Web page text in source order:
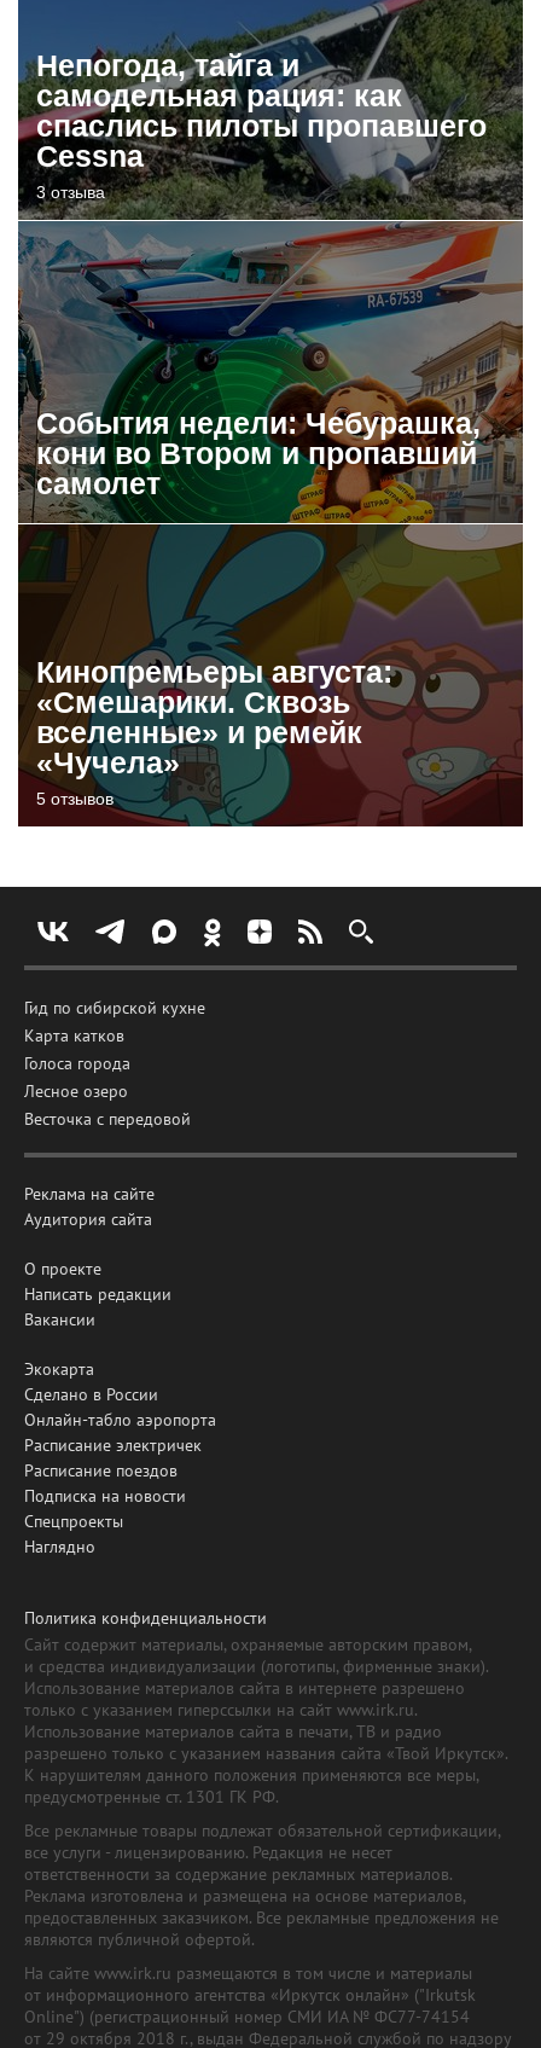
Непогода, тайга и
самодельная рация: как
спаслись пилоты пропавшего
Cessna
3 отзыва
События недели: Чебурашка,
кони во Втором и пропавший
самолет
Кинопремьеры августа:
«Смешарики. Сквозь
вселенные» и ремейк
«Чучела»
5 отзывов
Гид по сибирской кухне
Карта катков
Голоса города
Лесное озеро
Весточка с передовой
Реклама на сайте
Аудитория сайта
О проекте
Написать редакции
Вакансии
Экокарта
Сделано в России
Онлайн-табло аэропорта
Расписание электричек
Расписание поездов
Подписка на новости
Спецпроекты
Наглядно
Политика конфиденциальности
Сайт содержит материалы, охраняемые авторским правом,
и средства индивидуализации (логотипы, фирменные знаки).
Использование материалов сайта в интернете разрешено
только с указанием гиперссылки на сайт www.irk.ru.
Использование материалов сайта в печати, ТВ и радио
разрешено только с указанием названия сайта «Твой Иркутск».
К нарушителям данного положения применяются все меры,
предусмотренные ст. 1301 ГК РФ.
Все рекламные товары подлежат обязательной сертификации,
все услуги - лицензированию. Редакция не несет
ответственности за содержание рекламных материалов.
Реклама изготовлена и размещена на основе материалов,
предоставленных заказчиком. Все рекламные предложения не
являются публичной офертой.
На сайте www.irk.ru размещаются в том числе и материалы
от информационного агентства «Иркутск онлайн» ("Irkutsk
Online") (регистрационный номер СМИ ИА № ФС77-74154
от 29 октября 2018 г., выдан Федеральной службой по надзору